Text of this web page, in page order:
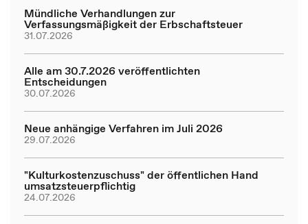
Mündliche Verhandlungen zur
Verfassungsmäßigkeit der Erbschaftsteuer
31.07.2026
Alle am 30.7.2026 veröffentlichten
Entscheidungen
30.07.2026
Neue anhängige Verfahren im Juli 2026
29.07.2026
"Kulturkostenzuschuss" der öffentlichen Hand
umsatzsteuerpflichtig
24.07.2026